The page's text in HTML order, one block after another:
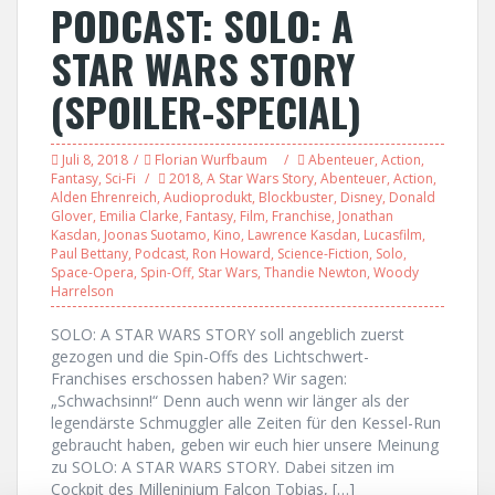
PODCAST: SOLO: A
STAR WARS STORY
(SPOILER-SPECIAL)
Juli 8, 2018 Florian Wurfbaum Abenteuer, Action,
Fantasy, Sci-Fi 2018, A Star Wars Story, Abenteuer, Action,
Alden Ehrenreich, Audioprodukt, Blockbuster, Disney, Donald
Glover, Emilia Clarke, Fantasy, Film, Franchise, Jonathan
Kasdan, Joonas Suotamo, Kino, Lawrence Kasdan, Lucasfilm,
Paul Bettany, Podcast, Ron Howard, Science-Fiction, Solo,
Space-Opera, Spin-Off, Star Wars, Thandie Newton, Woody
Harrelson
SOLO: A STAR WARS STORY soll angeblich zuerst
gezogen und die Spin-Offs des Lichtschwert-
Franchises erschossen haben? Wir sagen:
„Schwachsinn!“ Denn auch wenn wir länger als der
legendärste Schmuggler alle Zeiten für den Kessel-Run
gebraucht haben, geben wir euch hier unsere Meinung
zu SOLO: A STAR WARS STORY. Dabei sitzen im
Cockpit des Milleninium Falcon Tobias, […]